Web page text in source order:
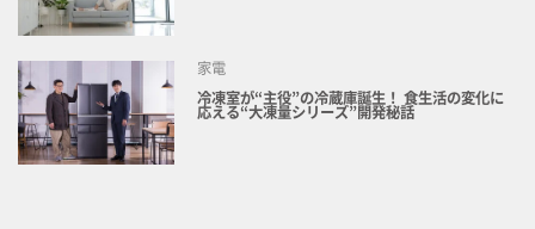
家電
冷凍室が“主役”の冷蔵庫誕生！ 食生活の変化に
応える“大凍量シリーズ”開発秘話